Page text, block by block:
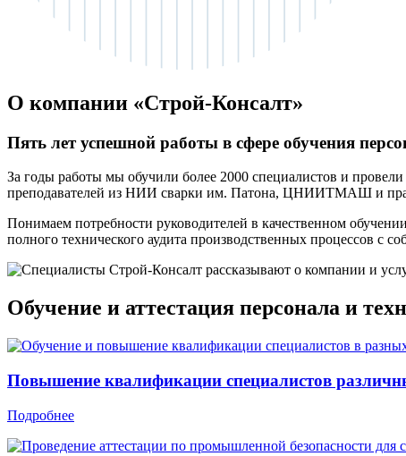
О компании «Строй-Консалт»
Пять лет успешной работы в сфере обучения
За годы работы мы обучили более 2000 специалистов и
преподавателей из НИИ сварки им. Патона, ЦНИИТМАШ и
Понимаем потребности руководителей в качественном
полного технического аудита производственных процессов с
Обучение и аттестация персонала и
Повышение квалификации специалистов
Подробнее